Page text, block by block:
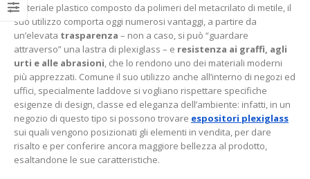
Materiale plastico composto da polimeri del metacrilato di metile, il
suo utilizzo comporta oggi numerosi vantaggi, a partire da
un’elevata trasparenza – non a caso, si può “guardare
attraverso” una lastra di plexiglass – e resistenza ai graffi, agli
urti e alle abrasioni, che lo rendono uno dei materiali moderni
più apprezzati. Comune il suo utilizzo anche all’interno di negozi ed
uffici, specialmente laddove si vogliano rispettare specifiche
esigenze di design, classe ed eleganza dell’ambiente: infatti, in un
negozio di questo tipo si possono trovare espositori plexiglass
sui quali vengono posizionati gli elementi in vendita, per dare
risalto e per conferire ancora maggiore bellezza al prodotto,
esaltandone le sue caratteristiche.